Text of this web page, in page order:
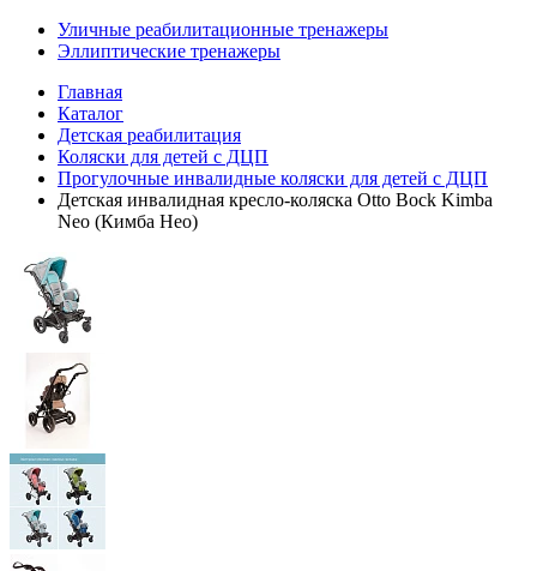
Уличные реабилитационные тренажеры
Эллиптические тренажеры
Главная
Каталог
Детская реабилитация
Коляски для детей с ДЦП
Прогулочные инвалидные коляски для детей с ДЦП
Детская инвалидная кресло-коляска Otto Bock Kimba
Neo (Кимба Нео)